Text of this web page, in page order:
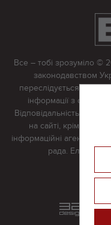
Все – тобі зрозуміло ©
законодавством
переслідується в
інформації з сайту
Відповідальність за
на сайті, крім
інформаційні агентства
рада.